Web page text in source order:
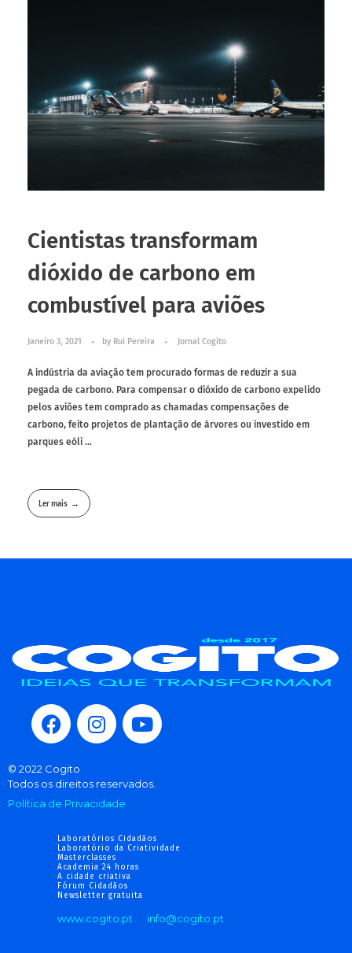
Cientistas transformam
dióxido de carbono em
combustível para aviões
Janeiro 3, 2021 by Rui Pereira Jornal Cogito
A indústria da aviação tem procurado formas de reduzir a sua
pegada de carbono. Para compensar o dióxido de carbono expelido
pelos aviões tem comprado as chamadas compensações de
carbono, feito projetos de plantação de árvores ou investido em
parques eóli ...
Ler mais
© 2022 Cogito
Todos os direitos reservados.
Política de Privacidade
Laboratórios Cidadãos
Laboratório da Criatividade
Masterclasses
Academia 24 horas
A cidade criativa
Fórum Cidadãos
Newsletter gratuita
www.cogito.pt info@cogito.pt